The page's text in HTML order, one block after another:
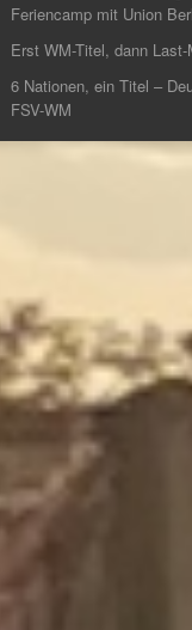
Feriencamp mit Union
Erst WM-Titel, dann
6 Nationen, ein Titel –
FSV-WM